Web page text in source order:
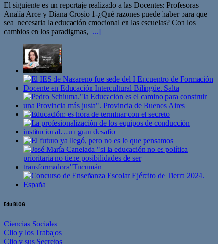
El siguiente es un reportaje realizado a las Docentes: Profesoras
Analía Arce y Diana Crosio 1-¿Qué razones puede haber para que
sea necesaria la educación emocional en las escuelas? Con los
cambios en los paradigmas, [...]
Edu BLOG
Ciencias Sociales
Clio y los Trabajos
Clio y sus Secretos